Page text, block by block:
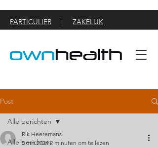
PARTICULIER | ZAKELIJK
Post
Alle berichten
Alle berichten
Rik Heeremans
5 mrt 2024 2 minuten om te lezen